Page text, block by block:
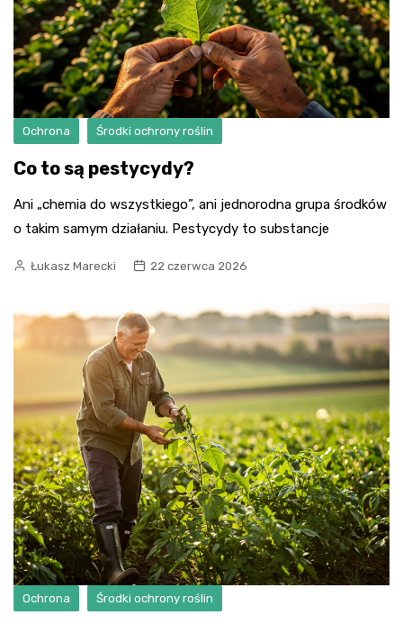
Ochrona Środki ochrony roślin
Co to są pestycydy?
Ani „chemia do wszystkiego”, ani jednorodna grupa środków
o takim samym działaniu. Pestycydy to substancje
Łukasz Marecki 22 czerwca 2026
Ochrona Środki ochrony roślin